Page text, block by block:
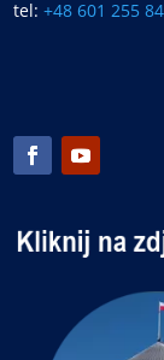
tel:+48 601 255